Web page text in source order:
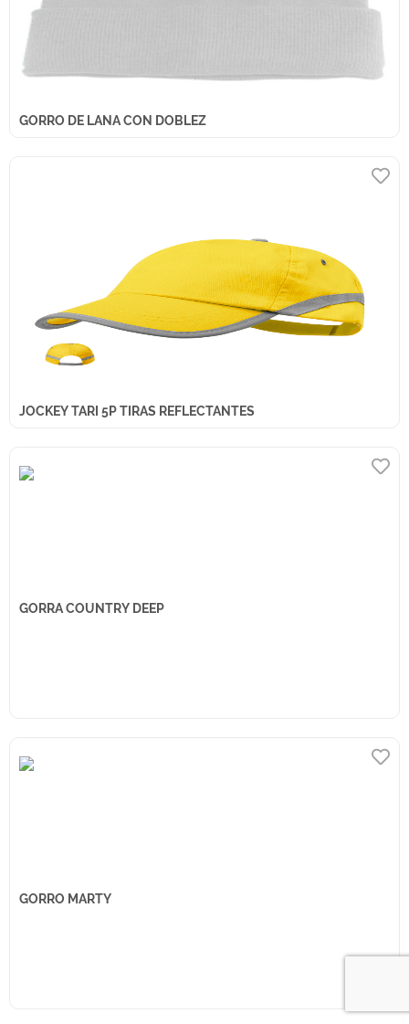
GORRO DE LANA CON DOBLEZ
JOCKEY TARI 5P TIRAS REFLECTANTES
GORRA COUNTRY DEEP
GORRO MARTY